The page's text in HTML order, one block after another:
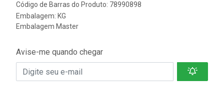
Código de Barras do Produto: 78990898
Embalagem: KG
Embalagem Master
Avise-me quando chegar